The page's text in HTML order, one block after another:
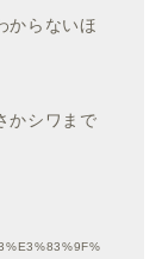
からないほ
かシワまで